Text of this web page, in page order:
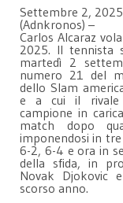
Settembre 2, 2025
(Adnkronos) –
Carlos Alcaraz
2025. Il tennista
martedì 2
numero 21 del
dello Slam
e a cui il rivale
campione in
match dopo
imponendosi in
6-2, 6-4 e ora in
della sfida, in
Novak Djokovic
scorso anno.